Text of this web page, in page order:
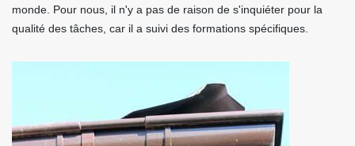
monde. Pour nous, il n'y a pas de raison de s'inquiéter pour la
qualité des tâches, car il a suivi des formations spécifiques.